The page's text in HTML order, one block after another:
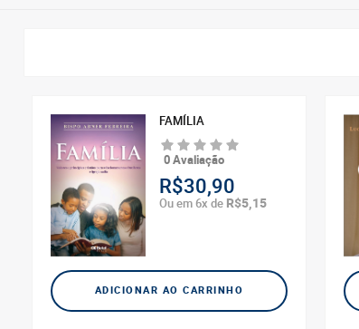
FAMÍLIA
0 Avaliação
R$30,90
Ou em 6x de R$5,15
ADICIONAR AO CARRINHO